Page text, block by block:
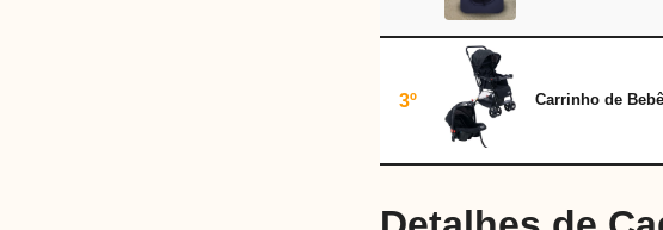
3º Carrinho de